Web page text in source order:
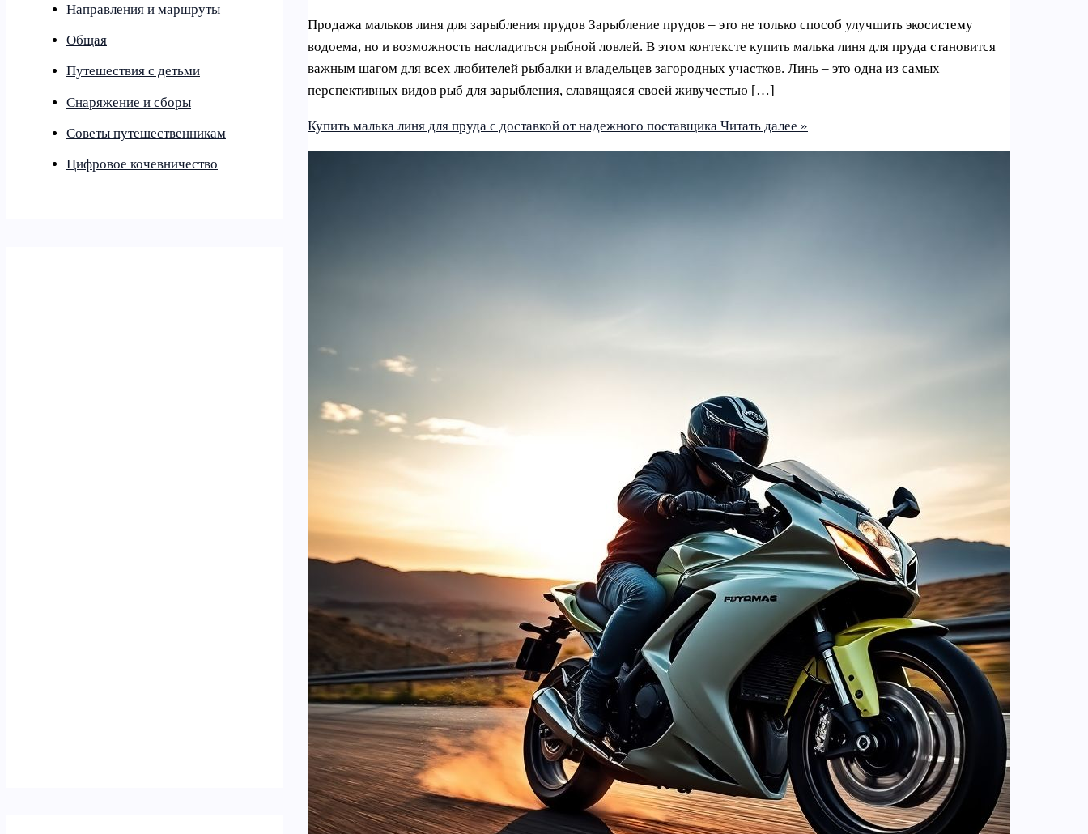
Направления и маршруты
Общая
Путешествия с детьми
Снаряжение и сборы
Советы путешественникам
Цифровое кочевничество
Продажа мальков линя для зарыбления прудов Зарыбление прудов – это не только способ улучшить экосистему
водоема, но и возможность насладиться рыбной ловлей. В этом контексте купить малька линя для пруда становится
важным шагом для всех любителей рыбалки и владельцев загородных участков. Линь – это одна из самых
перспективных видов рыб для зарыбления, славящаяся своей живучестью […]
Купить малька линя для пруда с доставкой от надежного поставщика Читать далее »